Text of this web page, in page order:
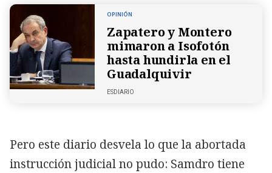
OPINIÓN
Zapatero y Montero
mimaron a Isofotón
hasta hundirla en el
Guadalquivir
ESDIARIO
Pero este diario desvela lo que la abortada
instrucción judicial no pudo: Samdro tiene